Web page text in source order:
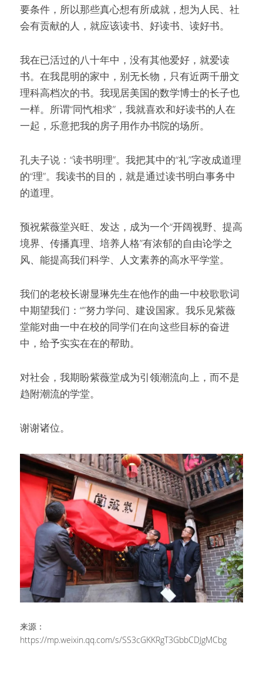
要条件，所以那些真心想有所成就，想为人民、社
会有贡献的人，就应该读书、好读书、读好书。
我在已活过的八十年中，没有其他爱好，就爱读
书。在我昆明的家中，别无长物，只有近两千册文
理科高档次的书。我现居美国的数学博士的长子也
一样。所谓“同忾相求”，我就喜欢和好读书的人在
一起，乐意把我的房子用作办书院的场所。
孔夫子说：“读书明理”。我把其中的“礼”字改成道理
的“理”。我读书的目的，就是通过读书明白事务中
的道理。
预祝紫薇堂兴旺、发达，成为一个“开阔视野、提高
境界、传播真理、培养人格”有浓郁的自由论学之
风、能提高我们科学、人文素养的高水平学堂。
我们的老校长谢显琳先生在他作的曲一中校歌歌词
中期望我们：“”努力学问、建设国家。我乐见紫薇
堂能对曲一中在校的同学们在向这些目标的奋进
中，给予实实在在的帮助。
对社会，我期盼紫薇堂成为引领潮流向上，而不是
趋附潮流的学堂。
谢谢诸位。
来源：
https://mp.weixin.qq.com/s/SS3cGKKRgT3GbbCDJgMCbg